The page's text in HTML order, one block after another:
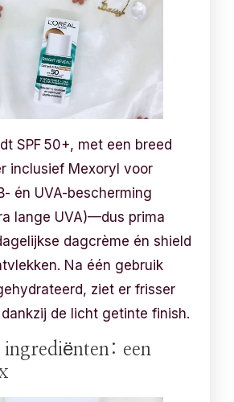
SPF 50+, met een breed
inclusief Mexoryl voor
én UVA-bescherming
lange UVA)—dus prima
dagcrème én shield
Na één gebruik
ziet er frisser
de licht getinte finish.
ingrediënten: een